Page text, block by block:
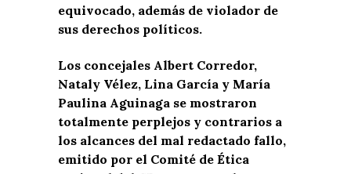
equivocado, además de violador de
sus derechos políticos.
Los concejales Albert Corredor,
Nataly Vélez, Lina García y María
Paulina Aguinaga se mostraron
totalmente perplejos y contrarios a
los alcances del mal redactado fallo,
emitido por el Comité de Ética